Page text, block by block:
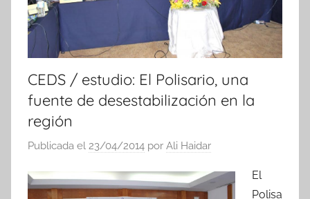
CEDS / estudio: El Polisario, una
fuente de desestabilización en la
región
Publicada el 23/04/2014 por Ali Haidar
El
Polisa